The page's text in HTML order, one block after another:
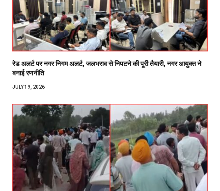
रेड अलर्ट पर नगर निगम अलर्ट, जलभराव से निपटने की पूरी तैयारी, नगर आयुक्त ने
बनाई रणनीति
JULY 19, 2026